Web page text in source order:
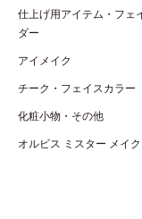
仕上げ用アイテム・フェ
ダー
アイメイク
チーク・フェイスカラー
化粧小物・その他
オルビス ミスター メイク